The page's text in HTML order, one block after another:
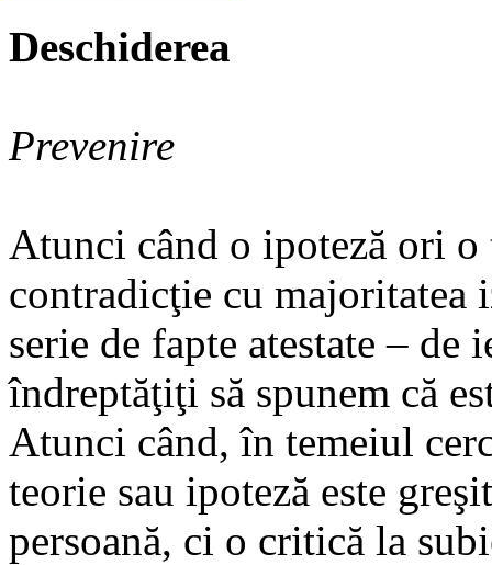
Deschiderea
Prevenire
Atunci când o ipoteză ori
contradicţie cu majoritatea
serie de fapte atestate – de
îndreptăţiţi să spunem că
Atunci când, în temeiul
teorie sau ipoteză este
persoană, ci o critică la